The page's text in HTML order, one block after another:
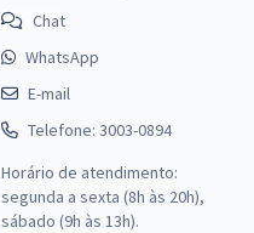
Chat
WhatsApp
E-mail
Telefone: 3003-0894
Horário de atendimento:
segunda a sexta (8h às 20h),
sábado (9h às 13h).